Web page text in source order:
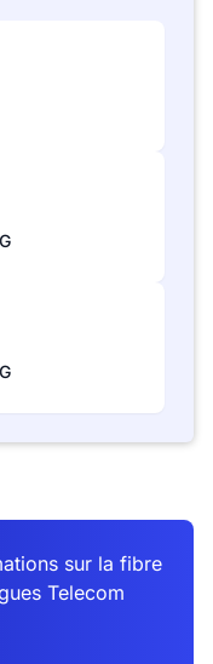
sur la fibre
Telecom